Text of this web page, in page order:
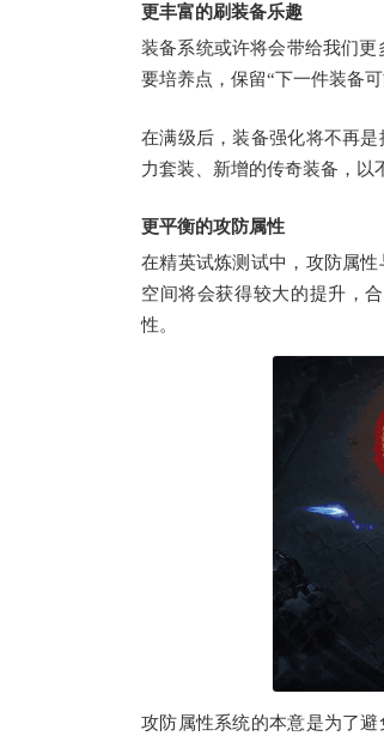
更丰富的刷装备乐趣
装备系统或许将会带给我们
要培养点，保留“下一件装备
在满级后，装备强化将不再
力套装、新增的传奇装备，以
更平衡的攻防属性
在精英试炼测试中，攻防属
空间将会获得较大的提升，
性。
攻防属性系统的本意是为了